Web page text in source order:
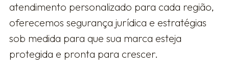
atendimento personalizado para cada região,
oferecemos segurança jurídica e estratégias
sob medida para que sua marca esteja
protegida e pronta para crescer.